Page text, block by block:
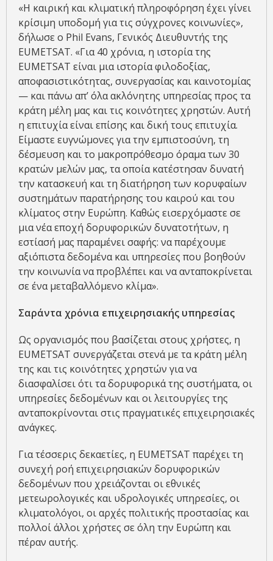
«Η καιρική και κλιματική πληροφόρηση έχει γίνει
κρίσιμη υποδομή για τις σύγχρονες κοινωνίες»,
δήλωσε ο Phil Evans, Γενικός Διευθυντής της
EUMETSAT. «Για 40 χρόνια, η ιστορία της
EUMETSAT είναι μια ιστορία φιλοδοξίας,
αποφασιστικότητας, συνεργασίας και καινοτομίας
— και πάνω απ’ όλα ακλόνητης υπηρεσίας προς τα
κράτη μέλη μας και τις κοινότητες χρηστών. Αυτή
η επιτυχία είναι επίσης και δική τους επιτυχία.
Είμαστε ευγνώμονες για την εμπιστοσύνη, τη
δέσμευση και το μακροπρόθεσμο όραμα των 30
κρατών μελών μας, τα οποία κατέστησαν δυνατή
την κατασκευή και τη διατήρηση των κορυφαίων
συστημάτων παρατήρησης του καιρού και του
κλίματος στην Ευρώπη. Καθώς εισερχόμαστε σε
μια νέα εποχή δορυφορικών δυνατοτήτων, η
εστίασή μας παραμένει σαφής: να παρέχουμε
αξιόπιστα δεδομένα και υπηρεσίες που βοηθούν
την κοινωνία να προβλέπει και να ανταποκρίνεται
σε ένα μεταβαλλόμενο κλίμα».
Σαράντα χρόνια επιχειρησιακής υπηρεσίας
Ως οργανισμός που βασίζεται στους χρήστες, η
EUMETSAT συνεργάζεται στενά με τα κράτη μέλη
της και τις κοινότητες χρηστών για να
διασφαλίσει ότι τα δορυφορικά της συστήματα, οι
υπηρεσίες δεδομένων και οι λειτουργίες της
ανταποκρίνονται στις πραγματικές επιχειρησιακές
ανάγκες.
Για τέσσερις δεκαετίες, η EUMETSAT παρέχει τη
συνεχή ροή επιχειρησιακών δορυφορικών
δεδομένων που χρειάζονται οι εθνικές
μετεωρολογικές και υδρολογικές υπηρεσίες, οι
κλιματολόγοι, οι αρχές πολιτικής προστασίας και
πολλοί άλλοι χρήστες σε όλη την Ευρώπη και
πέραν αυτής.